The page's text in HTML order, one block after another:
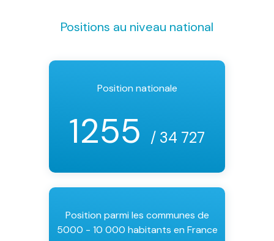
Positions au niveau national
Position nationale
1255 / 34 727
Position parmi les communes de
5000 - 10 000 habitants en France